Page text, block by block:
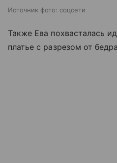
Источник фото: соцсети
Также Ева похвасталась
платье с разрезом от